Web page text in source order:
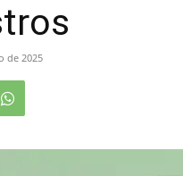
de 2025